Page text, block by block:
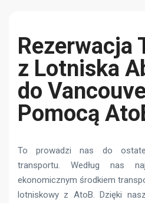
Rezerwacja
z Lotniska
do
Pomocą
To prowadzi nas do
transportu. Według nas
ekonomicznym środkiem
lotniskowy z AtoB. Dzięki